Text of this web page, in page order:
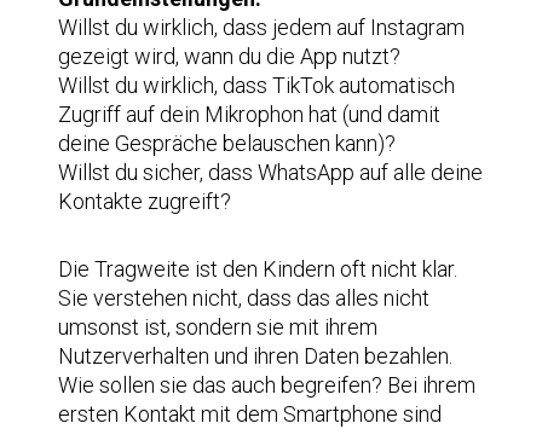
Willst du wirklich, dass jedem auf Instagram
gezeigt wird, wann du die App nutzt?
Willst du wirklich, dass TikTok automatisch
Zugriff auf dein Mikrophon hat (und damit
deine Gespräche belauschen kann)?
Willst du sicher, dass WhatsApp auf alle deine
Kontakte zugreift?
Die Tragweite ist den Kindern oft nicht klar.
Sie verstehen nicht, dass das alles nicht
umsonst ist, sondern sie mit ihrem
Nutzerverhalten und ihren Daten bezahlen.
Wie sollen sie das auch begreifen? Bei ihrem
ersten Kontakt mit dem Smartphone sind